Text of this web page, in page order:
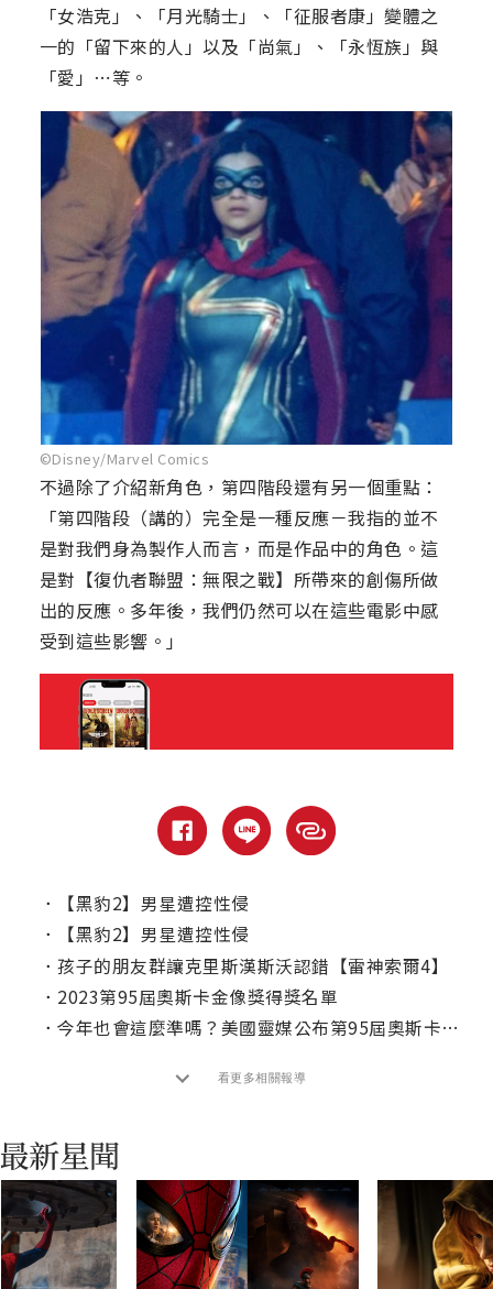
「女浩克」、「月光騎士」、「征服者康」變體之
一的「留下來的人」以及「尚氣」、「永恆族」與
「愛」⋯等。
©Disney/Marvel Comics
不過除了介紹新角色，第四階段還有另一個重點：
「第四階段（講的）完全是一種反應－我指的並不
是對我們身為製作人而言，而是作品中的角色。這
是對【復仇者聯盟：無限之戰】所帶來的創傷所做
出的反應。多年後，我們仍然可以在這些電影中感
受到這些影響。」
．
【黑豹2】男星遭控性侵
．
【黑豹2】男星遭控性侵
． 孩子的朋友群讓克里斯漢斯沃認錯【雷神索爾4】
． 2023第95屆奧斯卡金像獎得獎名單
． 今年也會這麼準嗎？美國靈媒公布第95屆奧斯卡得獎預言名單
看更多相關報導